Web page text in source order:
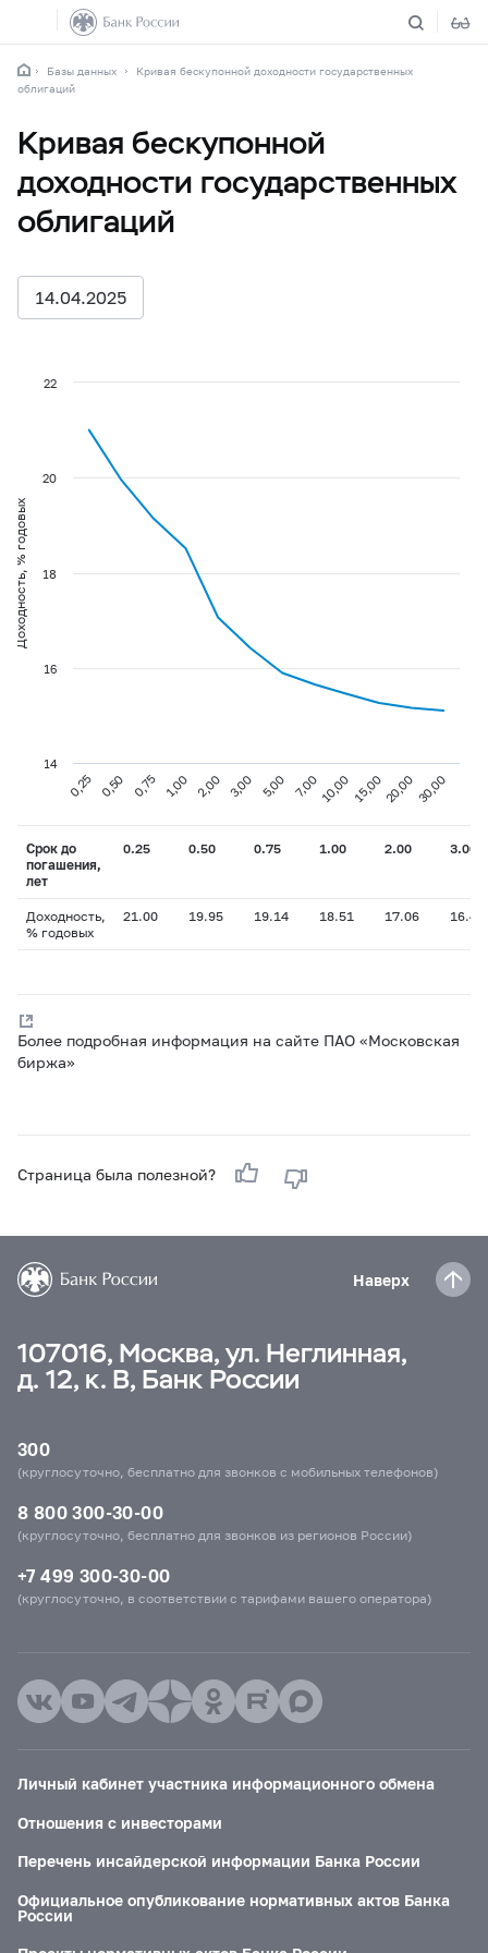
Базы данных
Кривая бескупонной доходности государственных
облигаций
Кривая бескупонной
доходности государственных
облигаций
14.04.2025
Доходность, % годовых
0,25 0,50 0,75 1,00 2,00 3,00 5,00 7,00 10,00 15,0020,0030,00
14
16
18
20
22
Срок до
погашения,
лет
0.25 0.50 0.75 1.00 2.00 3.00
Доходность,
% годовых
21.00 19.95 19.14 18.51 17.06 16.42
Более подробная информация на сайте ПАО «Московская
биржа»
Страница была полезной?
Наверх
107016, Москва, ул. Неглинная,
д. 12, к. В, Банк России
300
(круглосуточно, бесплатно для звонков с мобильных телефонов)
8 800 300-30-00
(круглосуточно, бесплатно для звонков из регионов России)
+7 499 300-30-00
(круглосуточно, в соответствии с тарифами вашего оператора)
Личный кабинет участника информационного обмена
Отношения с инвесторами
Перечень инсайдерской информации Банка России
Официальное опубликование нормативных актов Банка
России